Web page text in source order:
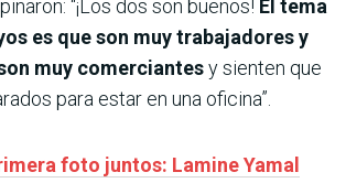
“¡Los dos son buenos! El tema
es que son muy trabajadores y
muy comerciantesy sienten que
para estar en una oficina”.
foto juntos: Lamine Yamal